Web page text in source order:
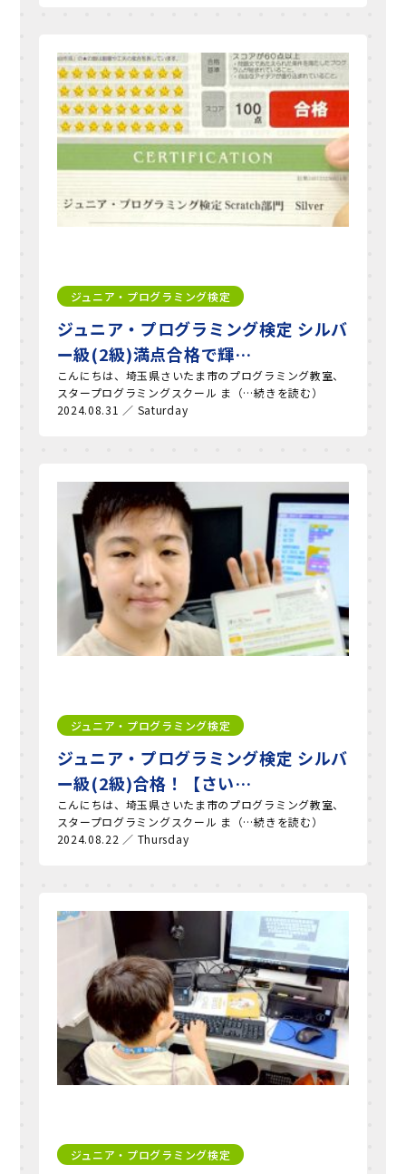
ジュニア・プログラミング検定
ジュニア・プログラミング検定 シルバ
ー級(2級)満点合格で輝…
こんにちは、埼玉県さいたま市のプログラミング教室、
スタープログラミングスクール ま（…続きを読む）
2024.08.31 ／ Saturday
ジュニア・プログラミング検定
ジュニア・プログラミング検定 シルバ
ー級(2級)合格！【さい…
こんにちは、埼玉県さいたま市のプログラミング教室、
スタープログラミングスクール ま（…続きを読む）
2024.08.22 ／ Thursday
ジュニア・プログラミング検定